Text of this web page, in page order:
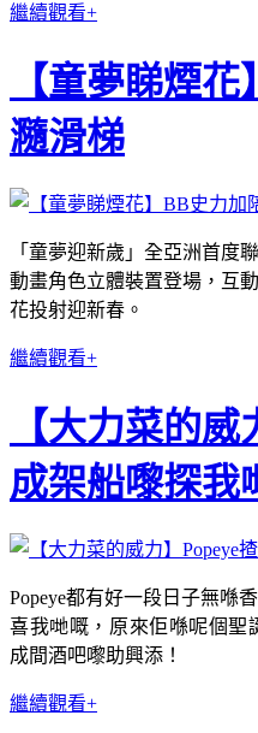
繼續觀看+
【童夢睇煙
瀡滑梯
「童夢迎新歲」全亞洲首度
動畫角色立體裝置登場，互
花投射迎新春。
繼續觀看+
【大力菜的
成架船嚟探我
Popeye都有好一段日子無喺
喜我哋嘅，原來佢喺呢個聖
成間酒吧嚟助興添！
繼續觀看+